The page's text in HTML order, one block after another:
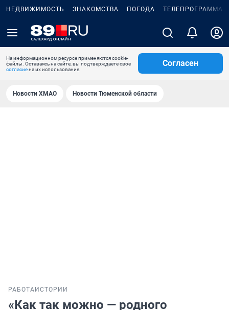
НЕДВИЖИМОСТЬ ЗНАКОМСТВА ПОГОДА ТЕЛЕПРОГРАММА
На информационном ресурсе применяются cookie-
файлы. Оставаясь на сайте, вы подтверждаете свое
согласиена их использование.
Согласен
Новости ХМАО Новости Тюменской области
РАБОТА ИСТОРИИ
«Как так можно — родного